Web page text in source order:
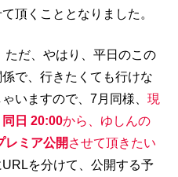
て頂くこととなりました。
ただ、やはり、平日のこの
で、行きたくても行けな
いますので、7月同様、 現
同日 20:00から、ゆしんの
レミア公開 させて頂きたい
URLを分けて、公開する予